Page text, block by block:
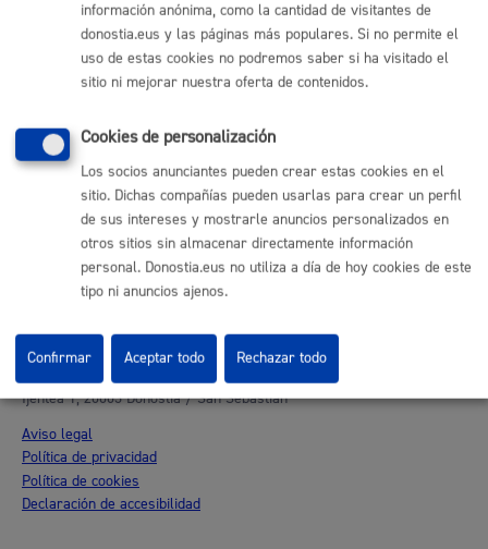
Otras páginas web corporativas
Donostia Kirola
Donostia Turismo
Fomento de San Sebastián
Síguenos en redes sociales
© Donostiako Udala - Ayuntamiento de Donostia / San Sebastián
Ijentea 1, 20003 Donostia / San Sebastián
Aviso legal
Política de privacidad
Política de cookies
Declaración de accesibilidad
información anónima, como la cantidad de visitantes de
donostia.eus y las páginas más populares. Si no permite el
uso de estas cookies no podremos saber si ha visitado el
sitio ni mejorar nuestra oferta de contenidos.
Cookies de personalización
Los socios anunciantes pueden crear estas cookies en el
sitio. Dichas compañías pueden usarlas para crear un perfil
de sus intereses y mostrarle anuncios personalizados en
otros sitios sin almacenar directamente información
personal. Donostia.eus no utiliza a día de hoy cookies de este
tipo ni anuncios ajenos.
Rechazar todo
Confirmar Aceptar todo